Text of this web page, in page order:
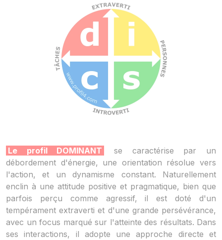
Le profil DOMINANT
se caractérise par un
débordement d'énergie, une orientation résolue vers
l'action, et un dynamisme constant. Naturellement
enclin à une attitude positive et pragmatique, bien que
parfois perçu comme agressif, il est doté d'un
tempérament extraverti et d'une grande persévérance,
avec un focus marqué sur l'atteinte des résultats. Dans
ses interactions, il adopte une approche directe et